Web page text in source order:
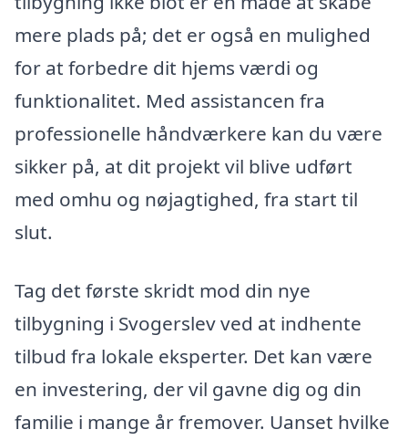
mere plads på; det er også en mulighed
for at forbedre dit hjems værdi og
funktionalitet. Med assistancen fra
professionelle håndværkere kan du være
sikker på, at dit projekt vil blive udført
med omhu og nøjagtighed, fra start til
slut.
Tag det første skridt mod din nye
tilbygning i Svogerslev ved at indhente
tilbud fra lokale eksperter. Det kan være
en investering, der vil gavne dig og din
familie i mange år fremover. Uanset hvilke